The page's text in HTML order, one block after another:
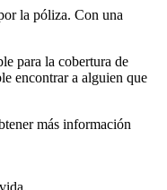
la póliza. Con una
para la cobertura de
encontrar a alguien que
más información